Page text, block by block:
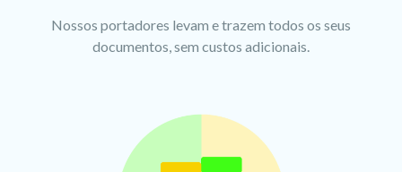
Nossos portadores levam e trazem todos os seus
documentos, sem custos adicionais.